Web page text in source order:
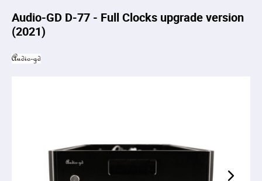
Audio-GD D-77 - Full Clocks upgrade version
(2021)